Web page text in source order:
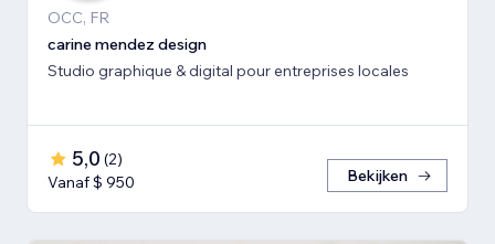
OCC, FR
carine mendez design
Studio graphique & digital pour entreprises locales
5,0 (2)
Vanaf $ 950
Bekijken